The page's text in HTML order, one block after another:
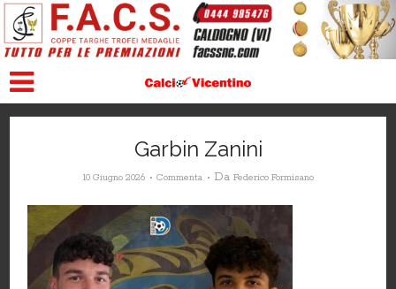
Garbin Zanini
10 Giugno 2026 Commenta Da Federico Formisano